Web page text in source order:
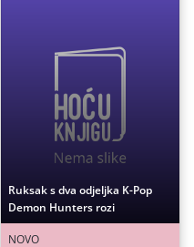
Ruksak s dva odjeljka K-Pop
Demon Hunters rozi
NOVO